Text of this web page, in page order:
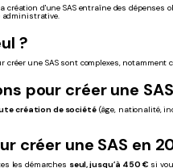
création d'une SAS entraîne des
?
créer une SAS sont complexes,
pour créer une
création de société(âge, nationalité,
créer une SAS en
les démarches seul, jusqu’à 450 € si